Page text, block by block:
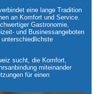
eine lange Tradition
an Komfort und Service.
Gastronomie,
und Businessangeboten
sucht, die Komfort,
miteinander
für einen